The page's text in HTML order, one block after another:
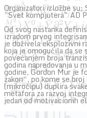
Organizatori izložbe su:
”Svet kompjutera” AD
Od svog nastanka
izradom prvog
je doživela eksplozivni
koja je omogućila da
povećanjem broja
godina napredovanja u
godine, Gordon Mur je
zakon“, po kome se
(mikročipu) duplira
metafora za razvoj
jedan od motivacionih